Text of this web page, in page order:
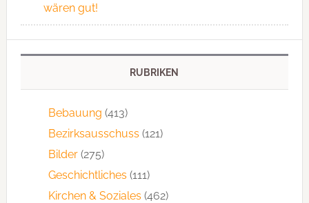
wären gut!
RUBRIKEN
Bebauung (413)
Bezirksausschuss (121)
Bilder(275)
Geschichtliches (111)
Kirchen & Soziales (462)